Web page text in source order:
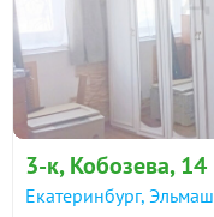
3-к, Кобозева, 14
Екатеринбург, Эльмаш